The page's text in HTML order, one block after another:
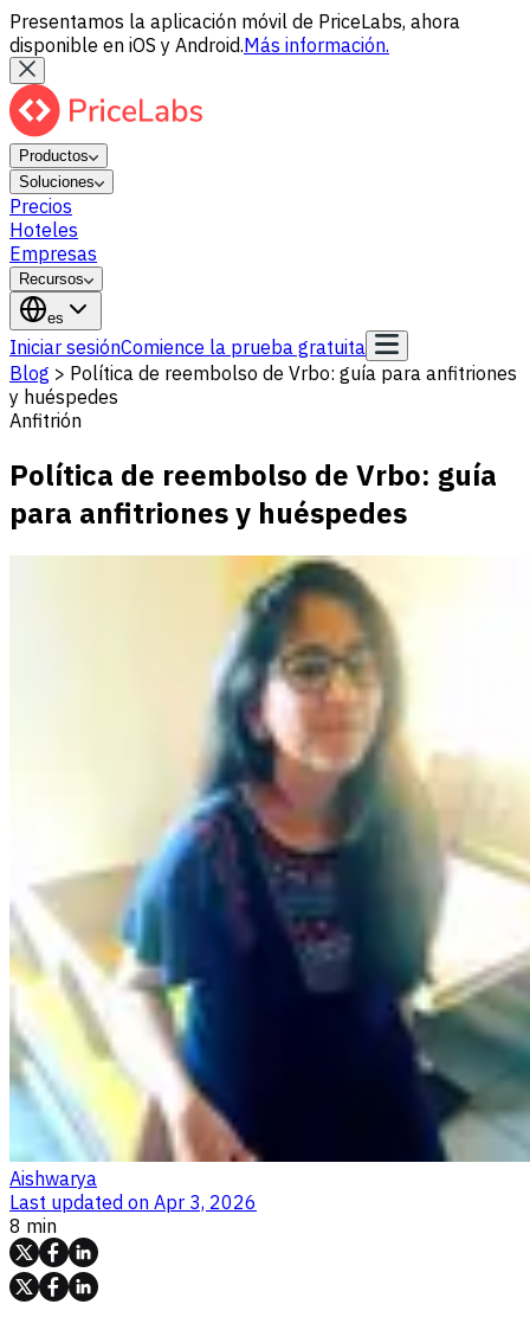
Presentamos la aplicación móvil de PriceLabs, ahora
disponible en iOS y Android.Más información.
Productos
Soluciones
Precios
Hoteles
Empresas
Recursos
es
Iniciar sesiónComience la prueba gratuita
Blog > Política de reembolso de Vrbo: guía para anfitriones
y huéspedes
Anfitrión
Política de reembolso de Vrbo: guía
para anfitriones y huéspedes
Aishwarya
Last updated on Apr 3, 2026
8 min